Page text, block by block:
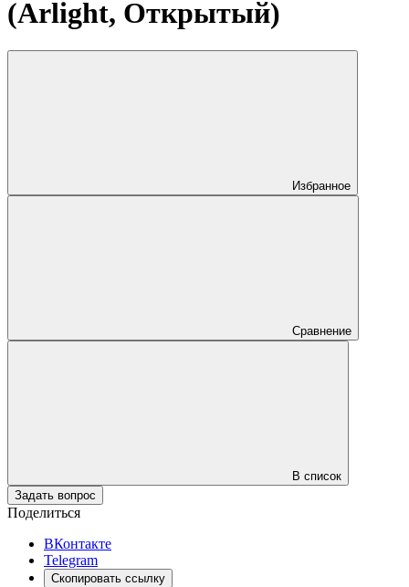
(Arlight, Открытый)
Избранное
Сравнение
В список
Задать вопрос
Поделиться
ВКонтакте
Telegram
Скопировать ссылку